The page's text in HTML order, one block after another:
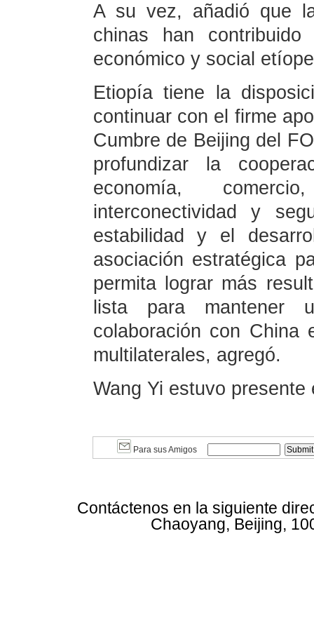
A su vez, añadió que
chinas han contribuido
económico y social
Etiopía tiene la
continuar con el firme
Cumbre de Beijing del
profundizar la
economía,
interconectividad y
estabilidad y el
asociación estratégica
permita lograr más
lista para mantener
colaboración con China
multilaterales, agregó.
Wang Yi estuvo presente
Para sus Amigos
Contáctenos en la siguiente
Chaoyang, Beijing,